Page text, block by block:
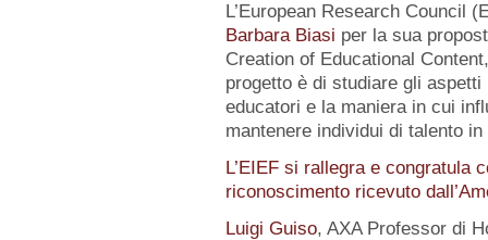
L’European Research Council
Barbara Biasi per la sua
Creation of Educational
progetto è di studiare gli
educatori e la maniera in cui
mantenere individui di talento
L’EIEF si rallegra e congratula
riconoscimento ricevuto
Luigi Guiso, AXA Professor di